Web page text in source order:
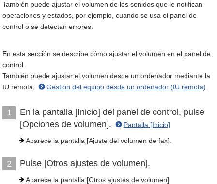
También puede ajustar el volumen de los sonidos que le notifican
operaciones y estados, por ejemplo, cuando se usa el panel de
control o se detectan errores.
En esta sección se describe cómo ajustar el volumen en el panel de
control.
También puede ajustar el volumen desde un ordenador mediante la
IU remota.
Gestión del equipo desde un ordenador (IU remota)
1
En la pantalla [Inicio] del panel de control, pulse
[Opciones de volumen].
Pantalla [Inicio]
Aparece la pantalla [Ajuste del volumen de fax].
2 Pulse [Otros ajustes de volumen].
Aparece la pantalla [Otros ajustes de volumen].